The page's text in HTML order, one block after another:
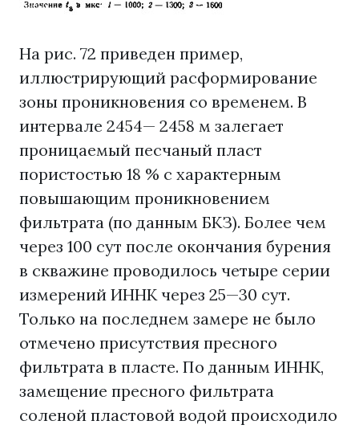
На рис. 72 приведен пример,
иллюстрирующий расформирование
зоны проникновения со временем. В
интервале 2454— 2458 м залегает
проницаемый песчаный пласт
пористостью 18 % с характерным
повышающим проникновением
фильтрата (по данным БКЗ). Более чем
через 100 сут после окончания бурения
в скважине проводилось четыре серии
измерений ИННК через 25—30 сут.
Только на последнем замере не было
отмечено присутствия пресного
фильтрата в пласте. По данным ИННК,
замещение пресного фильтрата
соленой пластовой водой происходило